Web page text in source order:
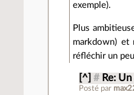
exemple).
Plus
markdown) et
réfléchir un
[^] # Re:
Posté par